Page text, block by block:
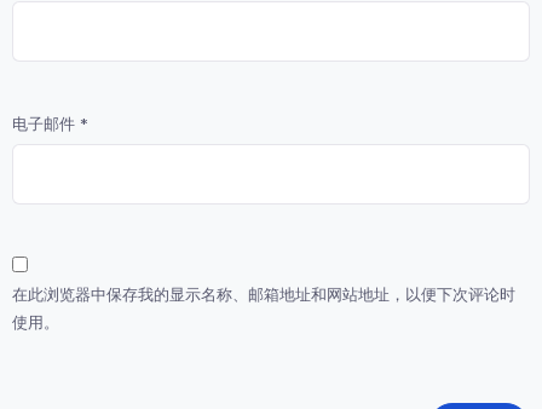
电子邮件 *
在此浏览器中保存我的显示名称、邮箱地址和网站地址，以便下次评论时
使用。